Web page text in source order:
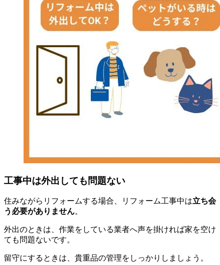
工事中は外出しても問題ない
住みながらリフォームする場合、リフォーム工事中は立ち会
う必要がありません。
外出のときは、作業をしている業者へ声を掛ければ家を空け
ても問題ないです。
留守にするときは、貴重品の管理をしっかりしましょう。